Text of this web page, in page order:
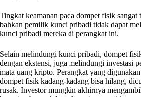
Tingkat keamanan pada dompet fisik sangat
bahkan pemilik kunci pribadi tidak dapat
kunci pribadi mereka di perangkat ini.
Selain melindungi kunci pribadi, dompet
dengan ekstensi, juga melindungi investasi
mata uang kripto. Perangkat yang digunakan
dompet fisik kadang-kadang bisa hilang,
rusak. Investor mungkin akhirnya